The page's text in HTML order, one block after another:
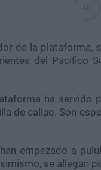
de la plataforma,
del Pacífico
ha servido
de callao. Son
han empezado a
se allegan